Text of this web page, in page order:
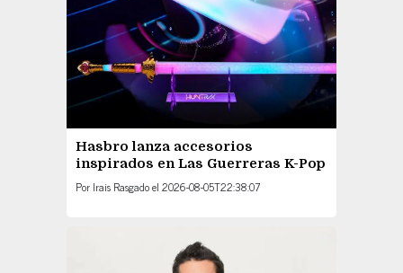
Hasbro lanza accesorios
inspirados en Las Guerreras K-Pop
Por Irais Rasgadoel 2026-08-05T22:38:07